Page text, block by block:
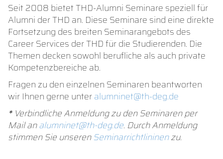
Seit 2008 bietet THD-Alumni Seminare speziell für
Alumni der THD an. Diese Seminare sind eine direkte
Fortsetzung des breiten Seminarangebots des
Career Services der THD für die Studierenden. Die
Themen decken sowohl berufliche als auch private
Kompetenzbereiche ab.
Fragen zu den einzelnen Seminaren beantworten
wir Ihnen gerne unteralumninet@th-deg.de
*Verbindliche Anmeldung zu den Seminaren per
Mail analumninet@th-deg.de. Durch Anmeldung
stimmen Sie unserenSeminarrichtlininenzu.